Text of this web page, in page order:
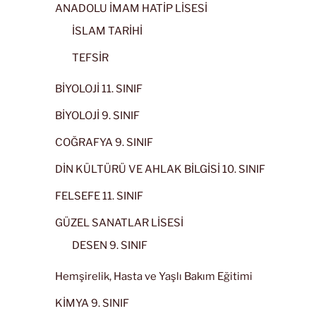
ANADOLU İMAM HATİP LİSESİ
İSLAM TARİHİ
TEFSİR
BİYOLOJİ 11. SINIF
BİYOLOJİ 9. SINIF
COĞRAFYA 9. SINIF
DİN KÜLTÜRÜ VE AHLAK BİLGİSİ 10. SINIF
FELSEFE 11. SINIF
GÜZEL SANATLAR LİSESİ
DESEN 9. SINIF
Hemşirelik, Hasta ve Yaşlı Bakım Eğitimi
KİMYA 9. SINIF